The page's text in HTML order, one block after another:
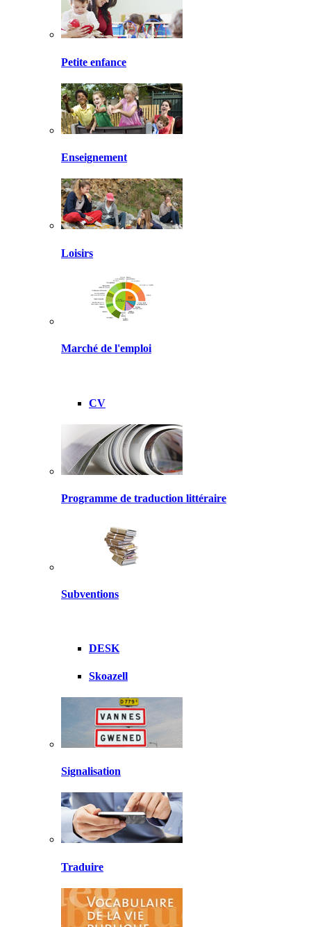
Petite enfance
Enseignement
Loisirs
Marché de l'emploi
CV
Programme de traduction littéraire
Subventions
DESK
Skoazell
Signalisation
Traduire